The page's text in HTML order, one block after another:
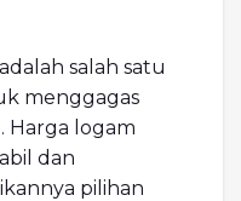
salah satu
menggagas
Harga logam
dan
pilihan